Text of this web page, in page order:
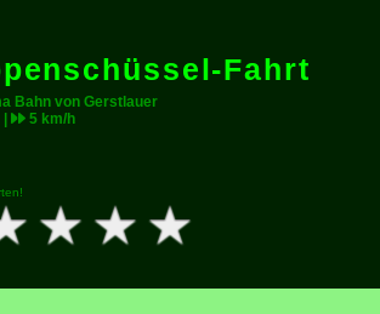
Fahrt
Bahn von Gerstlauer
5 km/h